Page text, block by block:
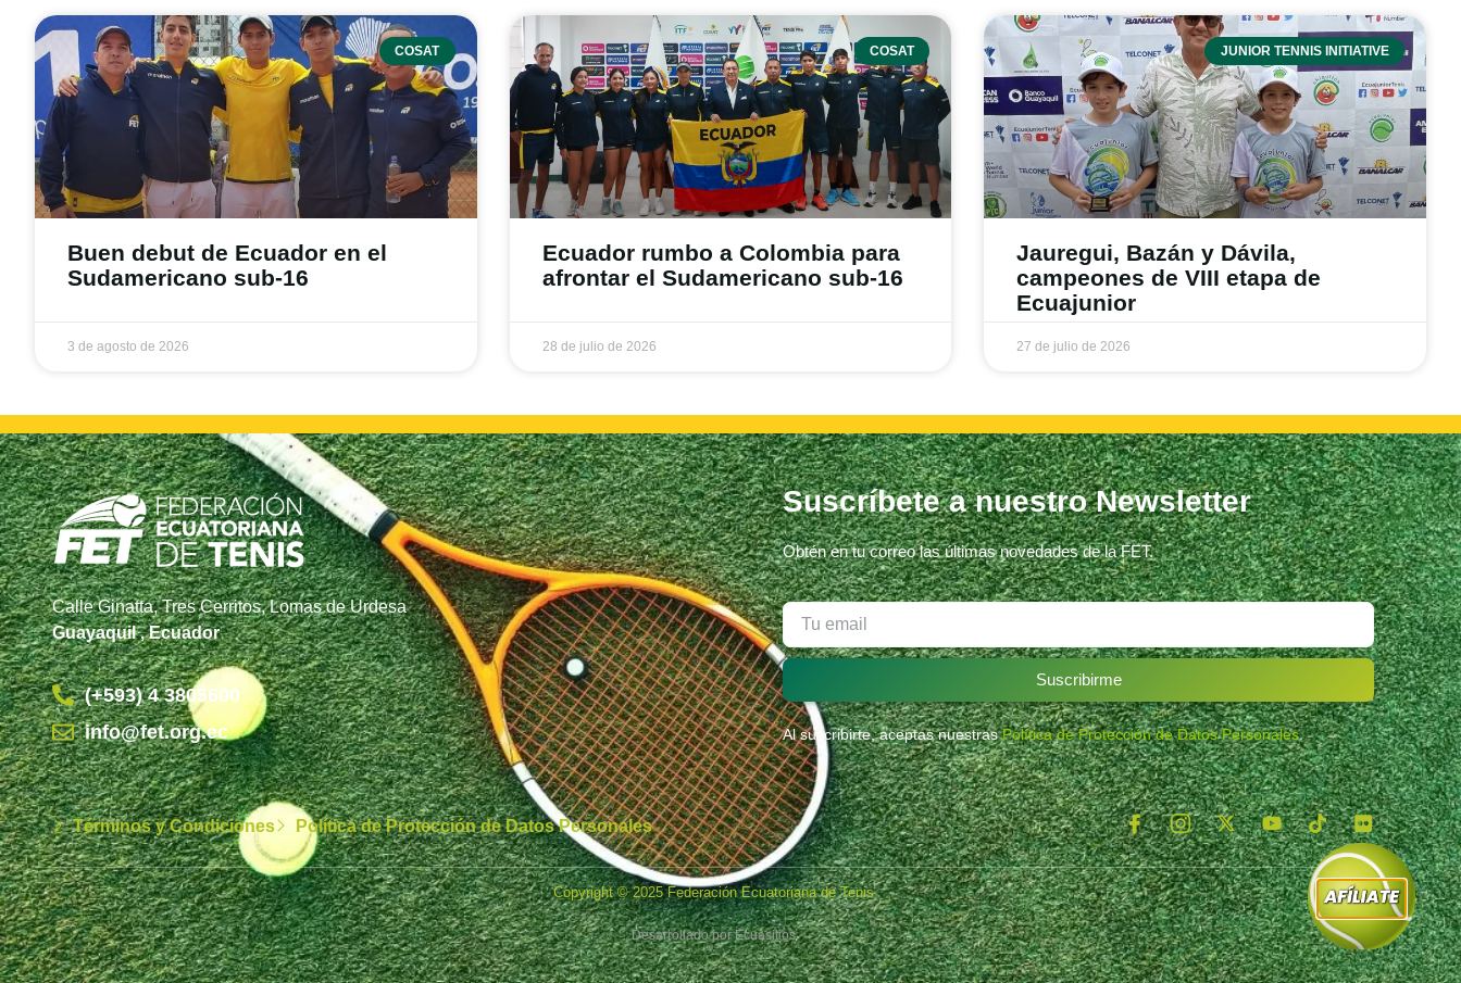
COSAT
Buen debut de Ecuador en el
Sudamericano sub-16
3 de agosto de 2026
COSAT
Ecuador rumbo a Colombia para
afrontar el Sudamericano sub-16
28 de julio de 2026
JUNIOR TENNIS INITIATIVE
Jauregui, Bazán y Dávila,
campeones de VIII etapa de
Ecuajunior
27 de julio de 2026
Calle Ginatta, Tres Cerritos, Lomas de Urdesa
Guayaquil , Ecuador
(+593) 4 3805600
info@fet.org.ec
Suscríbete a nuestro Newsletter
Obtén en tu correo las últimas novedades de la FET.
Suscribirme
Al suscribirte, aceptas nuestrasPolítica de Protección de Datos Personales.
Términos y Condiciones Política de Protección de Datos Personales
Copyright © 2025 Federación Ecuatoriana de Tenis
Desarrollado porEcuasitios